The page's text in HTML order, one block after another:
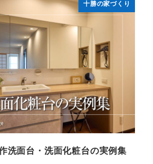
十勝の家づくり
洗面台・洗面化粧台の実例集